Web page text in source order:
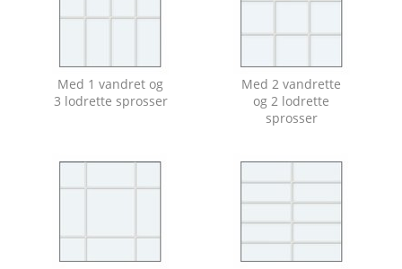
Med 1 vandret og
3 lodrette sprosser
Med 2 vandrette
og 2 lodrette
sprosser